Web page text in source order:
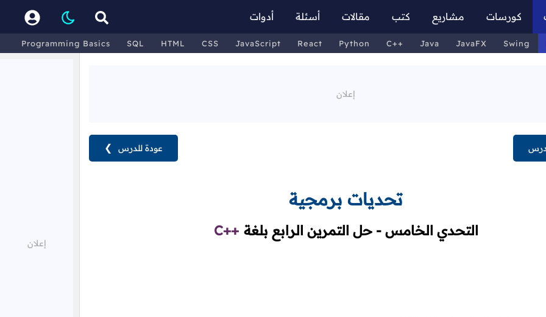
كورسات مشاريع كتب مقالات أسئلة أدوات
Programming Basics SQL HTML CSS JavaScript React Python C++ Java JavaFX Swing
عودة للدرس ❯
تحديات برمجية
التحدي الخامس - حل التمرين الرابع بلغة C++